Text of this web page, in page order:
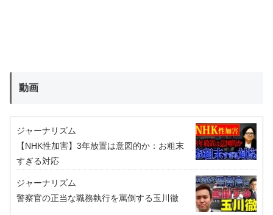
動画
ジャーナリズム
【NHK性加害】3年放置は意図的か：お粗末
すぎる対応
ジャーナリズム
警察官の正当な職務執行を罵倒する玉川徹